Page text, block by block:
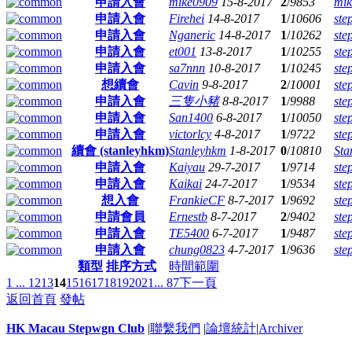
申請入會
Firehei 14-8-2017 1/10606
申請入會
Nganeric 14-8-2017 1/10262
申請入會
et001 13-8-2017 1/10255
申請入會
sa7nnn 10-8-2017 1/10245
想續會
Cavin 9-8-2017 2/10001
申請入會
三隻小豬 8-8-2017 1/9988
申請入會
San1400 6-8-2017 1/10050
申請入會
victorlcy 4-8-2017 1/9722
續會 (stanleyhkm)Stanleyhkm 1-8-2017 0/10810
申請入會
Kaiyau 29-7-2017 1/9714
申請入會
Kaikai 24-7-2017 1/9534
想入會
FrankieCF 8-7-2017 1/9692
申請會員
Ernestb 8-7-2017 2/9402
申請入會
TE5400 6-7-2017 1/9487
申請入會
chung0823 4-7-2017 1/9636
類型 排序方式
時間範圍
1 ... 12131415161718192021 ... 87下一頁
返回首頁 發帖
HK Macau Stepwgn Club |聯繫我們 |論壇統計|Archiver